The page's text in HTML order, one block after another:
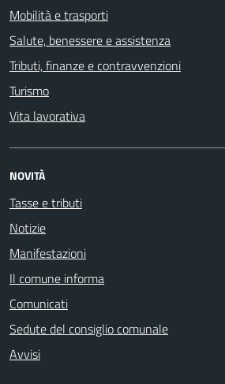
Mobilità e trasporti
Salute, benessere e assistenza
Tributi, finanze e contravvenzioni
Turismo
Vita lavorativa
NOVITÀ
Tasse e tributi
Notizie
Manifestazioni
Il comune informa
Comunicati
Sedute del consiglio comunale
Avvisi